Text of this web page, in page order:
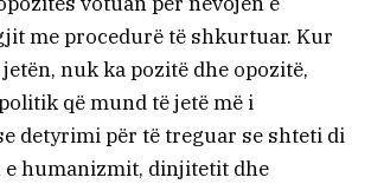
me procedurë të shkurtuar. Kur
nuk ka pozitë dhe opozitë,
që mund të jetë më i
detyrimi për të treguar se shteti di
e humanizmit, dinjitetit dhe